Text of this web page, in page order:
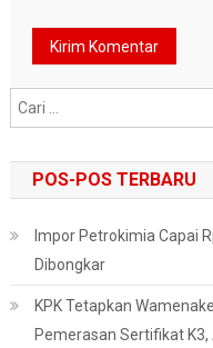
POS-POS TERBARU
Impor Petrokimia Capai
Dibongkar
KPK Tetapkan
Pemerasan Sertifikat